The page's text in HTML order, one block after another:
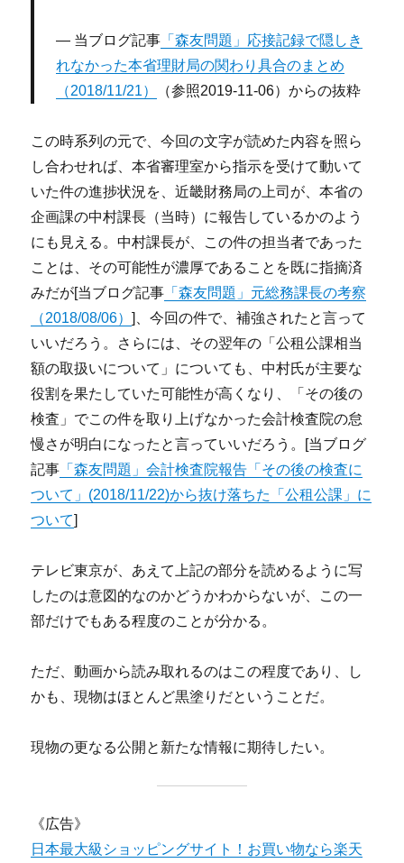
当ブログ記事 「森友問題」応接記録で隠しき
れなかった本省理財局の関わり具合のまとめ
（2018/11/21）
（参照2019-11-06）からの抜粋
この時系列の元で、今回の文字が読めた内容を照ら
し合わせれば、本省審理室から指示を受けて動いて
いた件の進捗状況を、近畿財務局の上司が、本省の
企画課の中村課長（当時）に報告しているかのよう
にも見える。中村課長が、この件の担当者であった
ことは、その可能性が濃厚であることを既に指摘済
みだが[当ブログ記事 「森友問題」元総務課長の考察
（2018/08/06）]、今回の件で、補強されたと言って
いいだろう。さらには、その翌年の「公租公課相当
額の取扱いについて」についても、中村氏が主要な
役割を果たしていた可能性が高くなり、「その後の
検査」でこの件を取り上げなかった会計検査院の怠
慢さが明白になったと言っていいだろう。[当ブログ
記事 「森友問題」会計検査院報告「その後の検査に
ついて」(2018/11/22)から抜け落ちた「公租公課」に
ついて]
テレビ東京が、あえて上記の部分を読めるように写
したのは意図的なのかどうかわからないが、この一
部だけでもある程度のことが分かる。
ただ、動画から読み取れるのはこの程度であり、し
かも、現物はほとんど黒塗りだということだ。
現物の更なる公開と新たな情報に期待したい。
《広告》
日本最大級ショッピングサイト！お買い物なら楽天